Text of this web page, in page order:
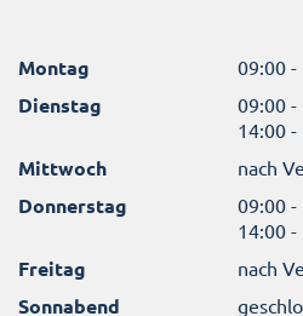
Montag 09:00 -
Dienstag
09:00 -
14:00
Mittwoch nach
Donnerstag
09:00 -
14:00
Freitag nach
Sonnabend